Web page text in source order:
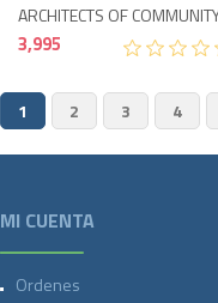
ARCHITECTS OF
3,995
1 2 3 4
MI CUENTA
Ordenes